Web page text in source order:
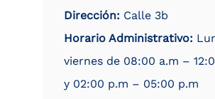
Dirección: Calle 3b
Horario Administrativo:
viernes de 08:00 a.m –
y 02:00 p.m – 05:00 p.m